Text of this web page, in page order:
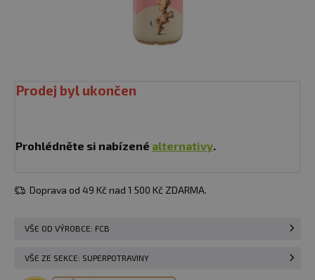
Prodej byl ukončen
Prohlédněte si nabízené alternativy.
Doprava od 49 Kč nad 1 500 Kč ZDARMA.
VŠE OD VÝROBCE: FCB
VŠE ZE SEKCE: SUPERPOTRAVINY